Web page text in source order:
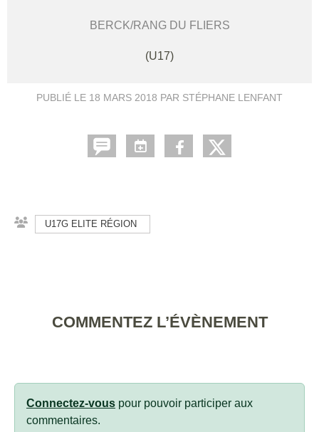
BERCK/RANG DU FLIERS
(U17)
PUBLIÉ LE 18 MARS 2018 PAR STÉPHANE LENFANT
U17G ELITE RÉGION
COMMENTEZ L’ÉVÈNEMENT
Connectez-vous pour pouvoir participer aux
commentaires.